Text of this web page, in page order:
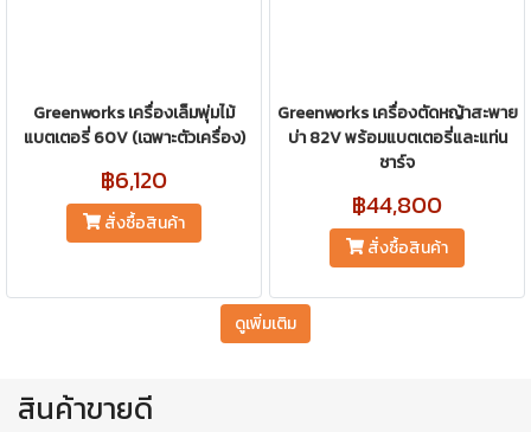
Greenworks เครื่องเล็มพุ่มไม้
แบตเตอรี่ 60V (เฉพาะตัวเครื่อง)
฿6,120
สั่งซื้อสินค้า
Greenworks เครื่องตัดหญ้าสะพาย
บ่า 82V พร้อมแบตเตอรี่และแท่น
ชาร์จ
฿44,800
สั่งซื้อสินค้า
ดูเพิ่มเติม
สินค้าขายดี